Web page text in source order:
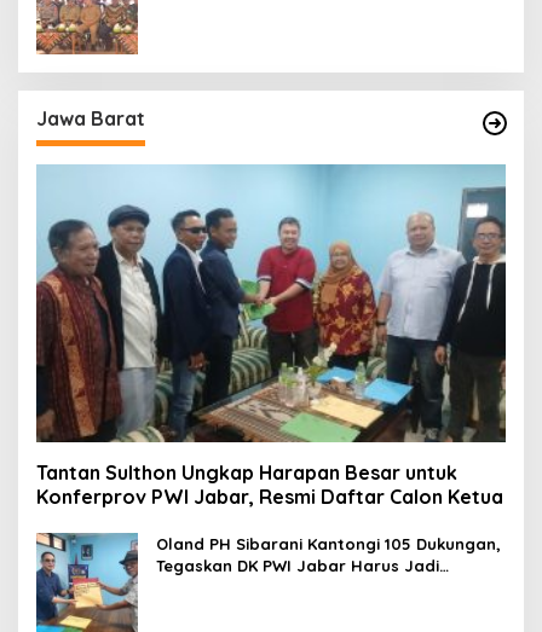
Jawa Barat
Tantan Sulthon Ungkap Harapan Besar untuk
Konferprov PWI Jabar, Resmi Daftar Calon Ketua
Oland PH Sibarani Kantongi 105 Dukungan,
Tegaskan DK PWI Jabar Harus Jadi